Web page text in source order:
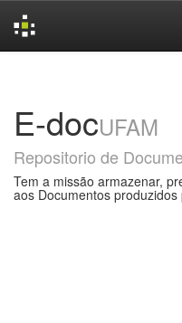
E-docUFAM
Repositorio de
Tem a missão armazenar,
aos Documentos